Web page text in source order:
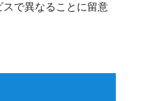
で異なることに留意